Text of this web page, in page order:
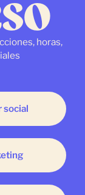
horas,
social